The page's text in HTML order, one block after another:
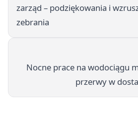
zarząd – podziękowania i
zebrania
Nocne prace na wodociągu
przerwy w